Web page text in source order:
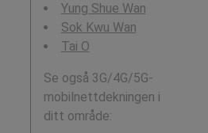
Yung Shue Wan
Sok Kwu Wan
Tai O
Se også 3G/4G/5G-
mobilnettdekningen i
ditt område: